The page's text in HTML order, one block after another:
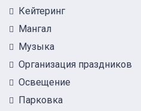
Кейтеринг
Мангал
Музыка
Организация праздников
Освещение
Парковка